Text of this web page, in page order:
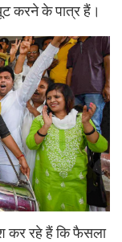
करने के पात्र हैं।
कर रहे हैं कि फैसला